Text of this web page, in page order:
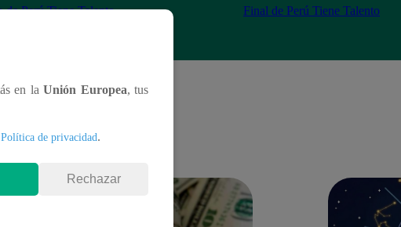
de Perú Tiene Talento
Final de Perú Tiene Talento
en laUnión Europea, tus
Política de privacidad.
Rechazar